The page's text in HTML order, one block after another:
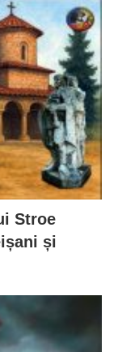
Stroe
și